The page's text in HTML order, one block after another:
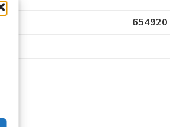
654920